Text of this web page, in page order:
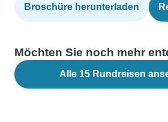
Broschüre herunterladen
Möchten Sie noch mehr
Alle 15 Rundreisen